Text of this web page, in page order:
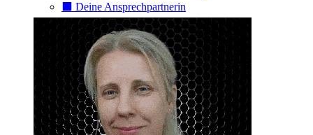
⬛️ Deine Ansprechpartnerin